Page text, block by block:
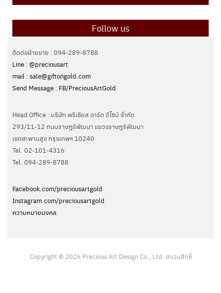
Follow us
ติดต่อฝ่ายขาย : 094-289-8788
Line : @preciousart
mail : sale@giftongold.com
Send Message : FB/PreciousArtGold
Head Office : บริษัท พรีเชียส อาร์ต ดีไซน์ จำกัด
293/11-12 ถนนราษฎร์พัฒนา แขวงราษฎร์พัฒนา
เขตสะพานสูง กรุงเทพฯ 10240
Tel. 02-101-4316
Tel. ‭094-289-8788‬
Facebook.com/preciousartgold
Instagram.com/preciousartgold
ความหมายมงคล
Copyright © 2026 Precious Art Design Co., Ltd. สงวนสิทธิ์